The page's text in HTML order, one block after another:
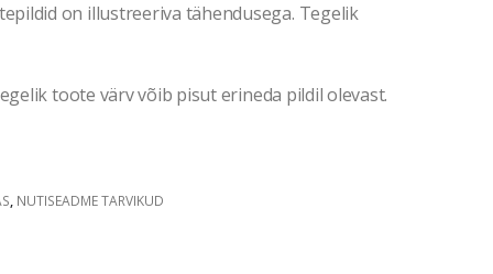
on illustreeriva tähendusega. Tegelik
toote värv võib pisut erineda pildil olevast.
, NUTISEADME TARVIKUD